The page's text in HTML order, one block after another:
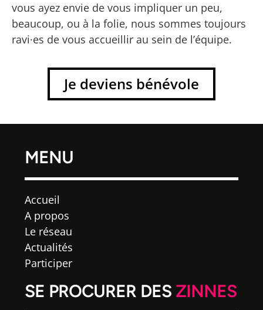
vous ayez envie de vous impliquer un peu,
beaucoup, ou à la folie, nous sommes toujours
ravi·es de vous accueillir au sein de l’équipe.
Je deviens bénévole
MENU
Accueil
A propos
Le réseau
Actualités
Participer
SE PROCURER DES ZINNES